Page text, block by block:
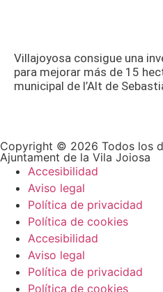
Villajoyosa consigue una
para mejorar más de 15
municipal de l’Alt de
Copyright © 2026 Todos los
Ajuntament de la Vila Joiosa
Accesibilidad
Aviso legal
Política de privacidad
Política de cookies
Accesibilidad
Aviso legal
Política de privacidad
Política de cookies